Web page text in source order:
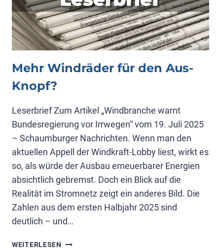
Mehr Windräder für den Aus-
Knopf?
Leserbrief Zum Artikel „Windbranche warnt
Bundesregierung vor Irrwegen“ vom 19. Juli 2025
– Schaumburger Nachrichten. Wenn man den
aktuellen Appell der Windkraft-Lobby liest, wirkt es
so, als würde der Ausbau erneuerbarer Energien
absichtlich gebremst. Doch ein Blick auf die
Realität im Stromnetz zeigt ein anderes Bild. Die
Zahlen aus dem ersten Halbjahr 2025 sind
deutlich – und…
WEITERLESEN MEHR